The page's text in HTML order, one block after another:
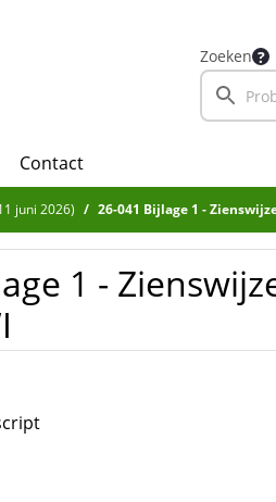
Zoeken
Contact
juni 2026) 26-041 Bijlage 1 -
1 -